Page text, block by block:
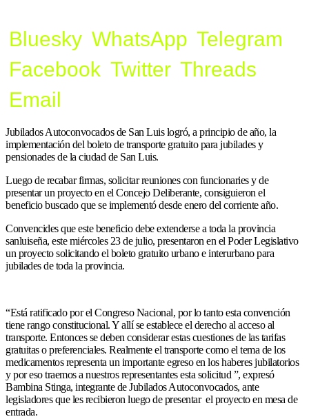
Bluesky WhatsApp Telegram
Facebook Twitter Threads
Email
Jubilados Autoconvocados de San Luis logró, a principio de año, la
implementación del boleto de transporte gratuito para jubilades y
pensionades de la ciudad de San Luis.
Luego de recabar firmas, solicitar reuniones con funcionaries y de
presentar un proyecto en el Concejo Deliberante, consiguieron el
beneficio buscado que se implementó desde enero del corriente año.
Convencides que este beneficio debe extenderse a toda la provincia
sanluiseña, este miércoles 23 de julio, presentaron en el Poder Legislativo
un proyecto solicitando el boleto gratuito urbano e interurbano para
jubilades de toda la provincia.
“Está ratificado por el Congreso Nacional, por lo tanto esta convención
tiene rango constitucional. Y allí se establece el derecho al acceso al
transporte. Entonces se deben considerar estas cuestiones de las tarifas
gratuitas o preferenciales. Realmente el transporte como el tema de los
medicamentos representa un importante egreso en los haberes jubilatorios
y por eso traemos a nuestros representantes esta solicitud ”, expresó
Bambina Stinga, integrante de Jubilados Autoconvocados, ante
legisladores que les recibieron luego de presentar el proyecto en mesa de
entrada.